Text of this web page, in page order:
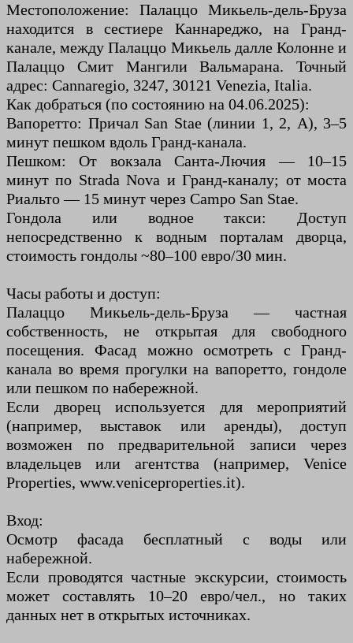
Местоположение: Палаццо Микьель-дель-Бруза
находится в сестиере Каннареджо, на Гранд-
канале, между Палаццо Микьель далле Колонне и
Палаццо Смит Мангили Вальмарана. Точный
адрес: Cannaregio, 3247, 30121 Venezia, Italia.
Как добраться (по состоянию на 04.06.2025):
Вапоретто: Причал San Stae (линии 1, 2, A), 3–5
минут пешком вдоль Гранд-канала.
Пешком: От вокзала Санта-Лючия — 10–15
минут по Strada Nova и Гранд-каналу; от моста
Риальто — 15 минут через Campo San Stae.
Гондола или водное такси: Доступ
непосредственно к водным порталам дворца,
стоимость гондолы ~80–100 евро/30 мин.
Часы работы и доступ:
Палаццо Микьель-дель-Бруза — частная
собственность, не открытая для свободного
посещения. Фасад можно осмотреть с Гранд-
канала во время прогулки на вапоретто, гондоле
или пешком по набережной.
Если дворец используется для мероприятий
(например, выставок или аренды), доступ
возможен по предварительной записи через
владельцев или агентства (например, Venice
Properties, www.veniceproperties.it).
Вход:
Осмотр фасада бесплатный с воды или
набережной.
Если проводятся частные экскурсии, стоимость
может составлять 10–20 евро/чел., но таких
данных нет в открытых источниках.